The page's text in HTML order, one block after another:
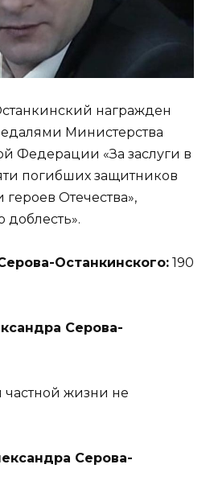
награжден
Министерства
Федерации «За заслуги в
погибших защитников
героев Отечества»,
доблесть».
Останкинского: 190
Серова-
частной жизни не
Серова-